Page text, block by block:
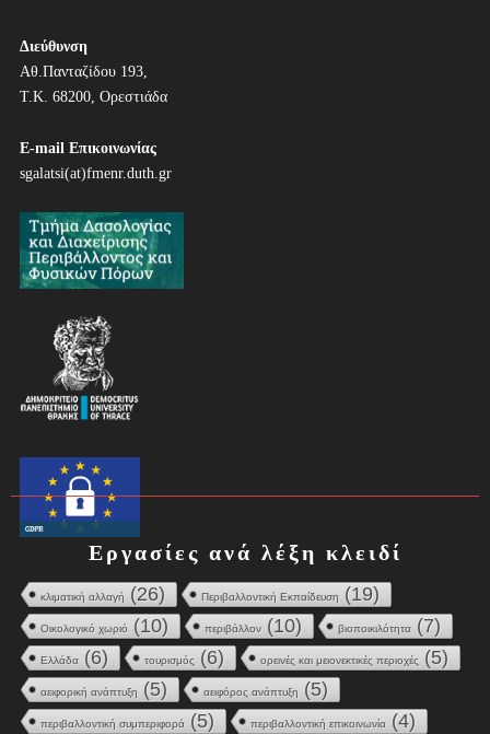
Διεύθυνση
Αθ.Πανταζίδου 193,
Τ.Κ. 68200, Ορεστιάδα
E-mail Επικοινωνίας
sgalatsi(at)fmenr.duth.gr
Εργασίες ανά λέξη κλειδί
κλιματική αλλαγή (26) Περιβαλλοντική Εκπαίδευση (19)
Οικολογικό χωριό (10) περιβάλλον (10) βιοποικιλότητα (7)
Ελλάδα (6) τουρισμός (6) ορεινές και μειονεκτικές περιοχές (5)
αειφορική ανάπτυξη (5) αειφόρος ανάπτυξη (5)
περιβαλλοντική συμπεριφορά (5) περιβαλλοντική επικοινωνία (4)